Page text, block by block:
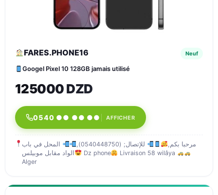
FARES.PHONE16 Neuf
Googel Pixel 10 128GB jamais utilisé
125000 DZD
0540 ●● ●● ●● AFFICHER
مرحبا بكم, للإتصال; (0540448750),
المحل في باب
الواد مقابل موبيلس
Dz phone
Livraison 58 wilâya
Alger